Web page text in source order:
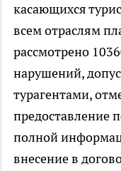
касающихся
всем отраслям
рассмотрено
нарушений,
турагентами,
предоставление
полной
внесение в